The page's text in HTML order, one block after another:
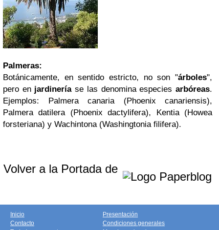
Palmeras:
Botánicamente, en sentido estricto, no son "árboles",
pero en jardineríase las denomina especiesarbóreas.
Ejemplos: Palmera canaria(Phoenix canariensis),
Palmera datilera(Phoenix dactylifera), Kentia (Howea
forsteriana) y Wachintona (Washingtonia filifera).
Volver a la Portada de
Inicio
Contacto
Presentación
Condiciones generales